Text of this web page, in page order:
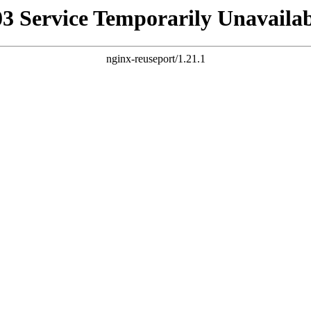
Service Temporarily
nginx-reuseport/1.21.1